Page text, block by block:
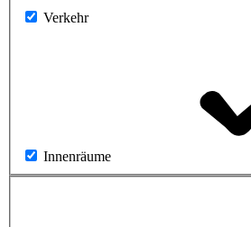
Verkehr
Innenräume